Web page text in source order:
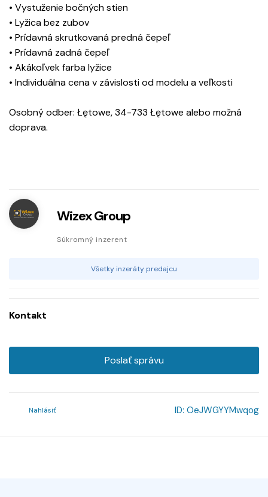
• Vystuženie bočných stien
• Lyžica bez zubov
• Prídavná skrutkovaná predná čepeľ
• Prídavná zadná čepeľ
• Akákoľvek farba lyžice
• Individuálna cena v závislosti od modelu a veľkosti
Osobný odber: Łętowe, 34-733 Łętowe alebo možná
doprava.
Wizex Group
Súkromný inzerent
Všetky inzeráty predajcu
Kontakt
Poslať správu
Nahlásiť ID: OeJWGYYMwqog